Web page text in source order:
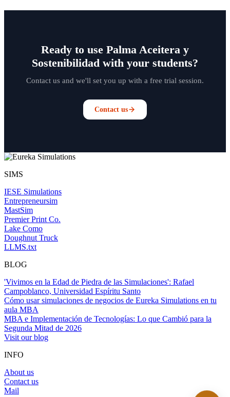
Ready to use Palma Aceitera y
Sostenibilidad with your students?
Contact us and we'll set you up with a free trial session.
Contact us
SIMS
IESE Simulations
Entrepreneursim
MastSim
Premier Print Co.
Lake Como
Doughnut Truck
LLMS.txt
BLOG
'Vivimos en la Edad de Piedra de las Simulaciones': Rafael
Campoblanco, Universidad Espíritu Santo
Cómo usar simulaciones de negocios de Eureka Simulations en tu
aula MBA
MBA e Implementación de Tecnologías: Lo que Cambió para la
Segunda Mitad de 2026
Visit our blog
INFO
About us
Contact us
Mail